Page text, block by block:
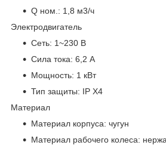
Q ном.: 1,8 м3/ч
Электродвигатель
Сеть: 1~230 В
Сила тока: 6,2 А
Мощность: 1 кВт
Тип защиты: IP X4
Материал
Материал корпуса: чугун
Материал рабочего колеса: